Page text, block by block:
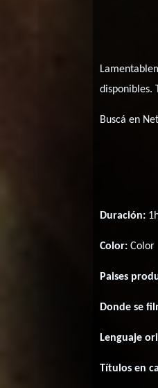
disponibles.
Buscá en
Duración:
Color: Color
Paises
Donde se
Lenguaje
Títulos en